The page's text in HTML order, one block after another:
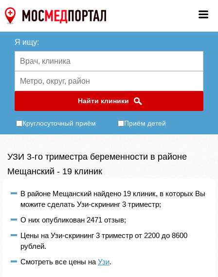
Я ищу:
Найти клиники
Круглосуточный приём Приём детей
УЗИ 3-го триместра беременности в районе
Мещанский - 19 клиник
В районе Мещанский найдено 19 клиник, в которых Вы
можите сделать Узи-скрининг 3 триместр;
О них опубликован 2471 отзыв;
Цены на Узи-скрининг 3 триместр от 2200 до 8600
рублей.
Смотреть все цены на Узи.